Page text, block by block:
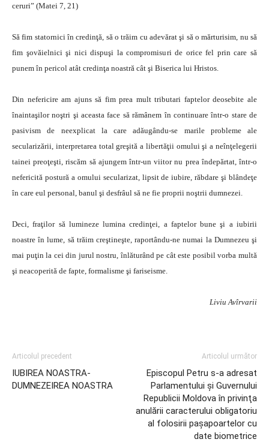
ceruri” (Matei 7, 21)
Să fim statornici în credinţă, să o trăim cu adevărat şi să o mărturisim, nu să
fim şovăielnici şi nici dispuşi la compromisuri de orice fel prin care să
punem în pericol atât credinţa noastră cât şi Biserica lui Hristos.
Din nefericire am ajuns să fim prea mult tributari faptelor deosebite ale
înaintaşilor noştri şi aceasta face să rămânem în continuare într-o stare de
pasivism de neexplicat la care adăugându-se marile probleme ale
secularizării, interpretarea total greşită a libertăţii omului şi a neînţelegerii
tainei preoţeşti, riscăm să ajungem într-un viitor nu prea îndepărtat, într-o
nefericită postură a omului secularizat, lipsit de iubire, răbdare şi blândeţe
în care eul personal, banul şi desfrâul să ne fie proprii noştrii dumnezei.
Deci, fraţilor să lumineze lumina credinţei, a faptelor bune şi a iubirii
noastre în lume, să trăim creştineşte, raportându-ne numai la Dumnezeu şi
mai puţin la cei din jurul nostru, înlăturând pe cât este posibil vorba multă
şi neacoperită de fapte, formalisme şi fariseisme.
Liviu Avîrvarii
Articolul precedent
IUBIREA NOASTRA-
DUMNEZEIREA NOASTRA
Articolul următor
Episcopul Petru s-a adresat
Parlamentului şi Guvernului
Republicii Moldova în privinţa
anulării caracterului obligatoriu
al folosirii paşapoartelor cu
date biometrice